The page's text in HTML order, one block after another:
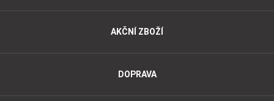
AKČNÍ ZBOŽÍ
DOPRAVA